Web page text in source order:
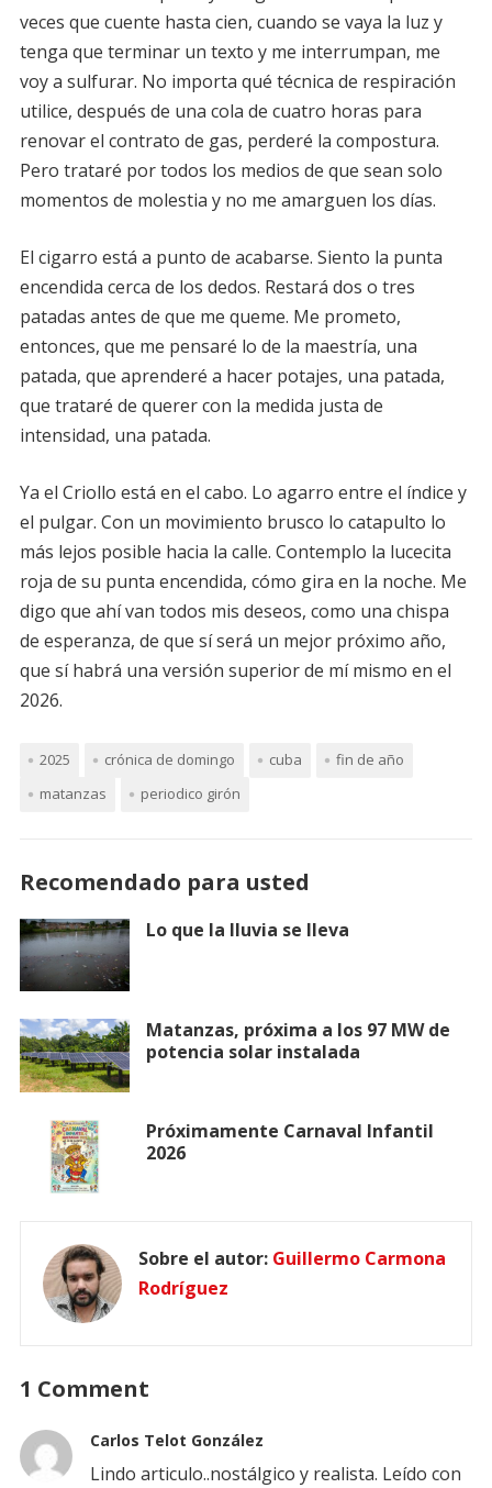
veces que cuente hasta cien, cuando se vaya la luz y
tenga que terminar un texto y me interrumpan, me
voy a sulfurar. No importa qué técnica de respiración
utilice, después de una cola de cuatro horas para
renovar el contrato de gas, perderé la compostura.
Pero trataré por todos los medios de que sean solo
momentos de molestia y no me amarguen los días.
El cigarro está a punto de acabarse. Siento la punta
encendida cerca de los dedos. Restará dos o tres
patadas antes de que me queme. Me prometo,
entonces, que me pensaré lo de la maestría, una
patada, que aprenderé a hacer potajes, una patada,
que trataré de querer con la medida justa de
intensidad, una patada.
Ya el Criollo está en el cabo. Lo agarro entre el índice y
el pulgar. Con un movimiento brusco lo catapulto lo
más lejos posible hacia la calle. Contemplo la lucecita
roja de su punta encendida, cómo gira en la noche. Me
digo que ahí van todos mis deseos, como una chispa
de esperanza, de que sí será un mejor próximo año,
que sí habrá una versión superior de mí mismo en el
2026.
2025 crónica de domingo cuba
fin de año
matanzas
periodico girón
Recomendado para usted
Lo que la lluvia se lleva
Matanzas, próxima a los 97 MW de
potencia solar instalada
Próximamente Carnaval Infantil
2026
Sobre el autor: Guillermo Carmona
Rodríguez
1 Comment
Carlos Telot González
Lindo articulo..nostálgico y realista. Leído con